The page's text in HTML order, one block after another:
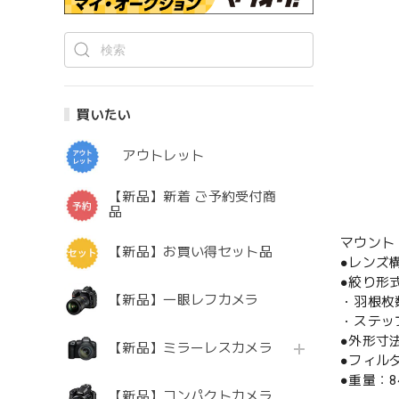
買いたい
アウトレット
【新品】新着 ご予約受付商
品
【新品】お買い得セット品
【新品】一眼レフカメラ
【新品】ミラーレスカメラ
マウント
●レンズ
●絞り形
・羽根
・ステ
●外形寸
●フィル
●重量：